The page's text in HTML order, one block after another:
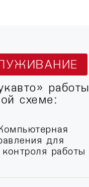
работы
схеме:
для
работы